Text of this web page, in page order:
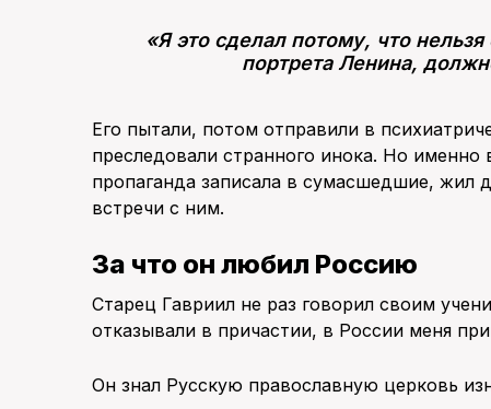
«Я это сделал потому, что
портрета Ленина,
Его пытали, потом отправили в
преследовали странного инока. Но именно
пропаганда записала в сумасшедшие, жил
встречи с ним.
За что он любил Россию
Старец Гавриил не раз говорил своим
отказывали в причастии, в России меня
Он знал Русскую православную церковь